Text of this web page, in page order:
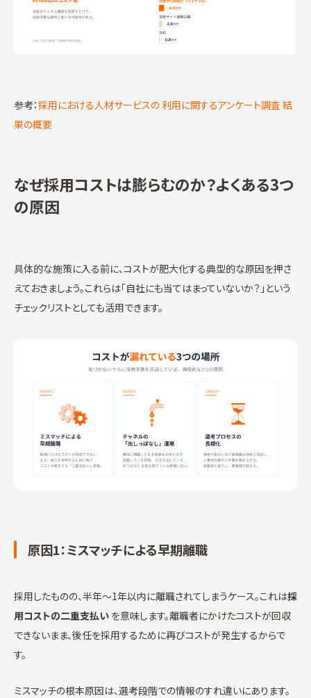
参考：採用における人材サービスの 利用に関するアンケート調査 結
果の概要
なぜ採用コストは膨らむのか？よくある3つ
の原因
具体的な施策に入る前に、コストが肥大化する典型的な原因を押さ
えておきましょう。これらは「自社にも当てはまっていないか？」という
チェックリストとしても活用できます。
原因1：ミスマッチによる早期離職
採用したものの、半年〜1年以内に離職されてしまうケース。これは採
用コストの二重支払い を意味します。離職者にかけたコストが回収
できないまま、後任を採用するために再びコストが発生するからで
す。
ミスマッチの根本原因は、選考段階での情報のすれ違いにあります。